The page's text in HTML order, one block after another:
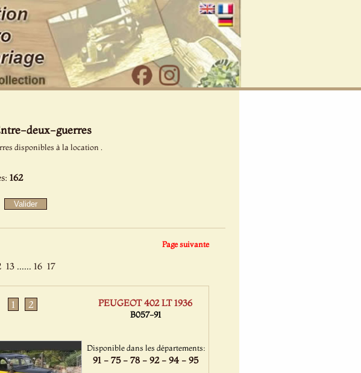
deux-guerres
disponibles à la location .
162
Page suivante
13 ...... 16 17
1 2 PEUGEOT 402 LT 1936
B057-91
Disponible dans les départements:
91 - 75 - 78 - 92 - 94 - 95